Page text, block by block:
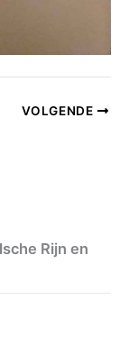
VOLGENDE
Rijn en